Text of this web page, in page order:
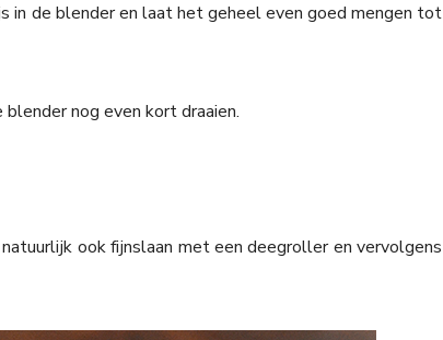
in de blender en laat het geheel even goed mengen tot
nog even kort draaien.
ook fijnslaan met een deegroller en vervolgens